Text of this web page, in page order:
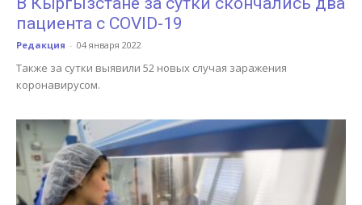
пациента с COVID-19
Редакция - 04 января 2022
Также за сутки выявили 52 новых случая заражения
коронавирусом.